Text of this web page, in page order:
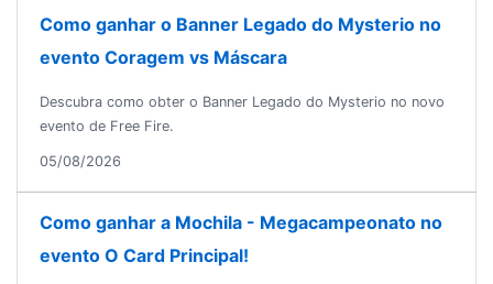
Como ganhar o Banner Legado do Mysterio no
evento Coragem vs Máscara
Descubra como obter o Banner Legado do Mysterio no novo
evento de Free Fire.
05/08/2026
Como ganhar a Mochila - Megacampeonato no
evento O Card Principal!